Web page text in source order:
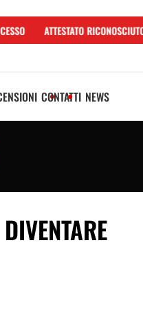
ATTESTATO RICONOSCIUTO
CONTATTI NEWS